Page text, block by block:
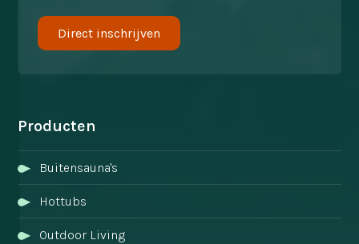
Producten
Buitensauna's
Hottubs
Outdoor Living